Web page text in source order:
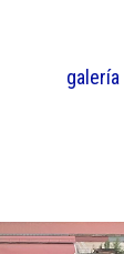
galería